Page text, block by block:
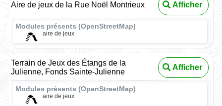
Aire de jeux de la Rue Noël Montrieux Afficher
Modules présents (OpenStreetMap)
aire de jeux
Terrain de Jeux des Étangs de la
Julienne, Fonds Sainte-Julienne
Afficher
Modules présents (OpenStreetMap)
aire de jeux